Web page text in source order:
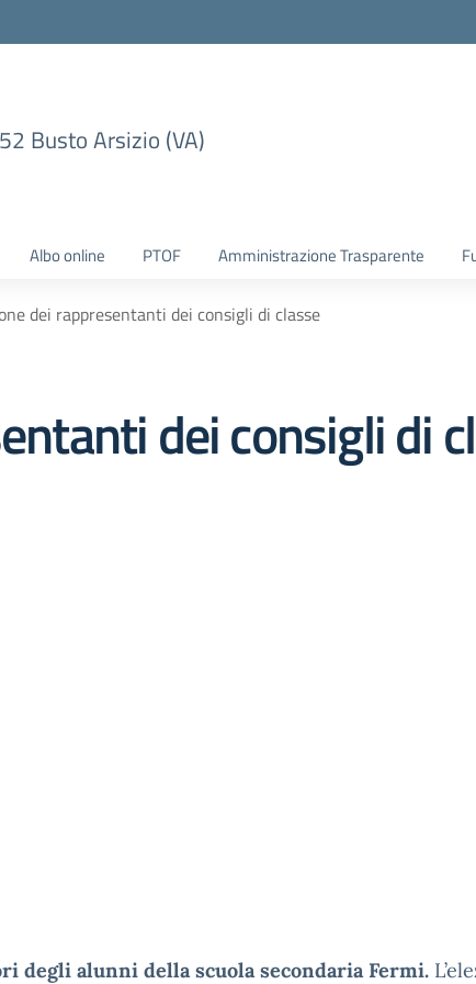
Busto Arsizio (VA)
Albo online PTOF Amministrazione Trasparente
dei rappresentanti dei consigli di classe
dei consigli di
degli alunni della scuola secondaria Fermi.